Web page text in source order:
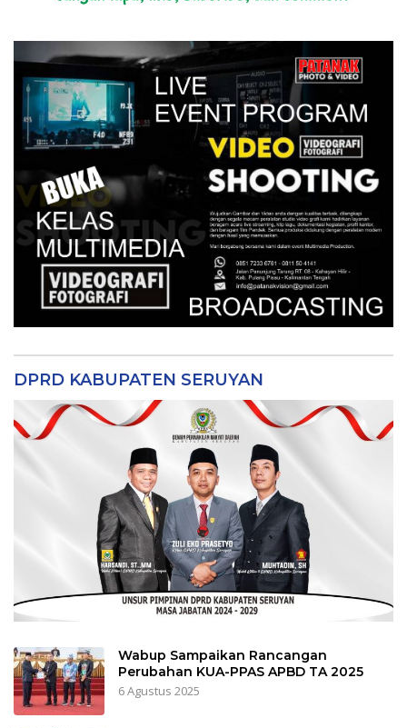
DPRD KABUPATEN SERUYAN
Wabup Sampaikan Rancangan
Perubahan KUA-PPAS APBD TA 2025
6 Agustus 2025